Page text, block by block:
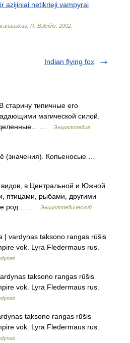
ir azijiniai netikrieji vampyrai
R Baleišis 2002
Indian flying fox
типичные его
магической силой.
…
Энциклопедия
(значения). Копьеносые …
в Центральной и Южной
птицами, рыбами, другими
род… …
Энциклопедический
| vardynas taksono rangas rūšis
vok. Lyra Fledermaus rus.
taksono rangas rūšis
vok. Lyra Fledermaus rus.
taksono rangas rūšis
vok. Lyra Fledermaus rus.